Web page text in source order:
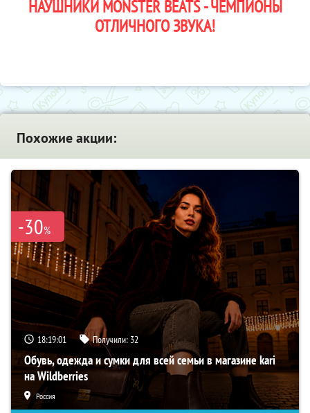
НАУШНИКИ MONSTER BEATS - ЧЕМПИОНЫ
ОТЛИЧНОГО ЗВУКА!
Похожие акции:
-30%
18:19:00 Получили: 32
Обувь, одежда и сумки для всей семьи в магазине kari
на Wildberries
Россия